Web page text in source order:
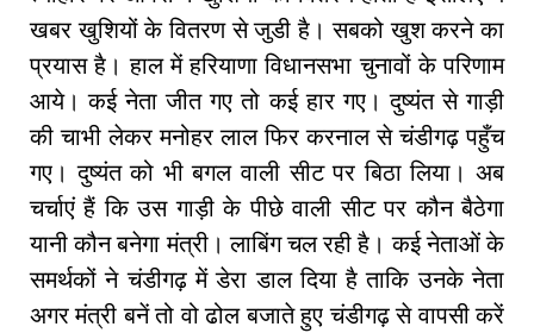
खबर खुशियों के वितरण से जुडी है। सबको खुश करने का
प्रयास है। हाल में हरियाणा विधानसभा चुनावों के परिणाम
आये। कई नेता जीत गए तो कई हार गए। दुष्यंत से गाड़ी
की चाभी लेकर मनोहर लाल फिर करनाल से चंडीगढ़ पहुँच
गए। दुष्यंत को भी बगल वाली सीट पर बिठा लिया। अब
चर्चाएं हैं कि उस गाड़ी के पीछे वाली सीट पर कौन बैठेगा
यानी कौन बनेगा मंत्री। लाबिंग चल रही है। कई नेताओं के
समर्थकों ने चंडीगढ़ में डेरा डाल दिया है ताकि उनके नेता
अगर मंत्री बनें तो वो ढोल बजाते हुए चंडीगढ़ से वापसी करें